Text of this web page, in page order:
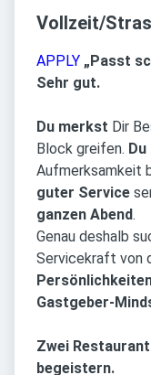
Vollzeit/
APPLY „Passt
Sehr gut.
Du merkst Dir
Block greifen.
Aufmerksamkeit
guter Service
ganzen Abend.
Genau deshalb
Servicekraft von
Gastgeber-
Zwei
begeistern.